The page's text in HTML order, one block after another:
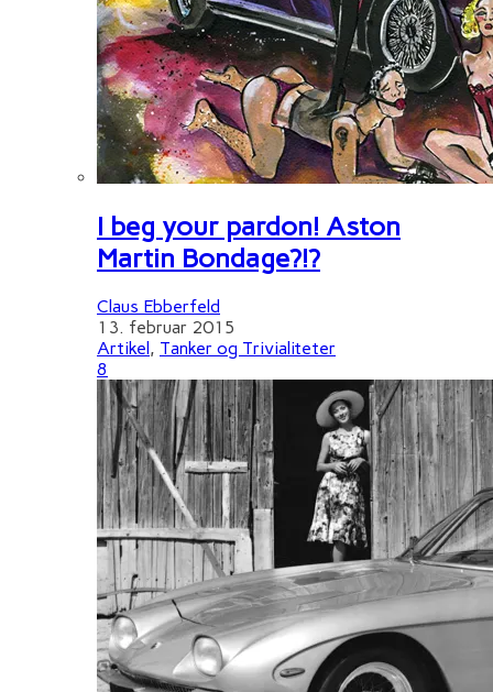
I beg your pardon! Aston
Martin Bondage?!?
Claus Ebberfeld
13. februar 2015
Artikel, Tanker og Trivialiteter
8